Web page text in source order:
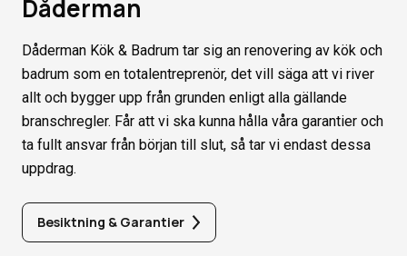
Dåderman
Dåderman Kök & Badrum tar sig an renovering av kök och
badrum som en totalentreprenör, det vill säga att vi river
allt och bygger upp från grunden enligt alla gällande
branschregler. Får att vi ska kunna hålla våra garantier och
ta fullt ansvar från början till slut, så tar vi endast dessa
uppdrag.
Besiktning & Garantier